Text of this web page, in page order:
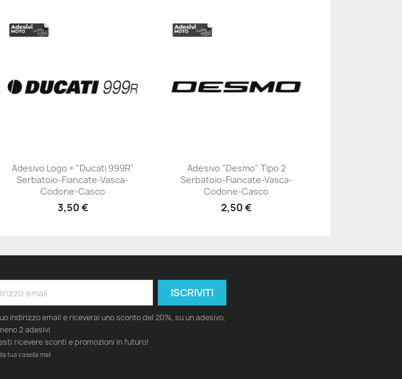
+23
Adesivo Logo + "Ducati 999R"
Serbatoio-Fiancate-Vasca-
Codone-Casco
3,50 €
+23
Adesivo "Desmo" Tipo 2
Serbatoio-Fiancate-Vasca-
Codone-Casco
2,50 €
indirizzo email e riceverai uno sconto del 20%, su un adesivo,
2 adesivi.
ricevere sconti e promozioni in futuro!
tua casella mail